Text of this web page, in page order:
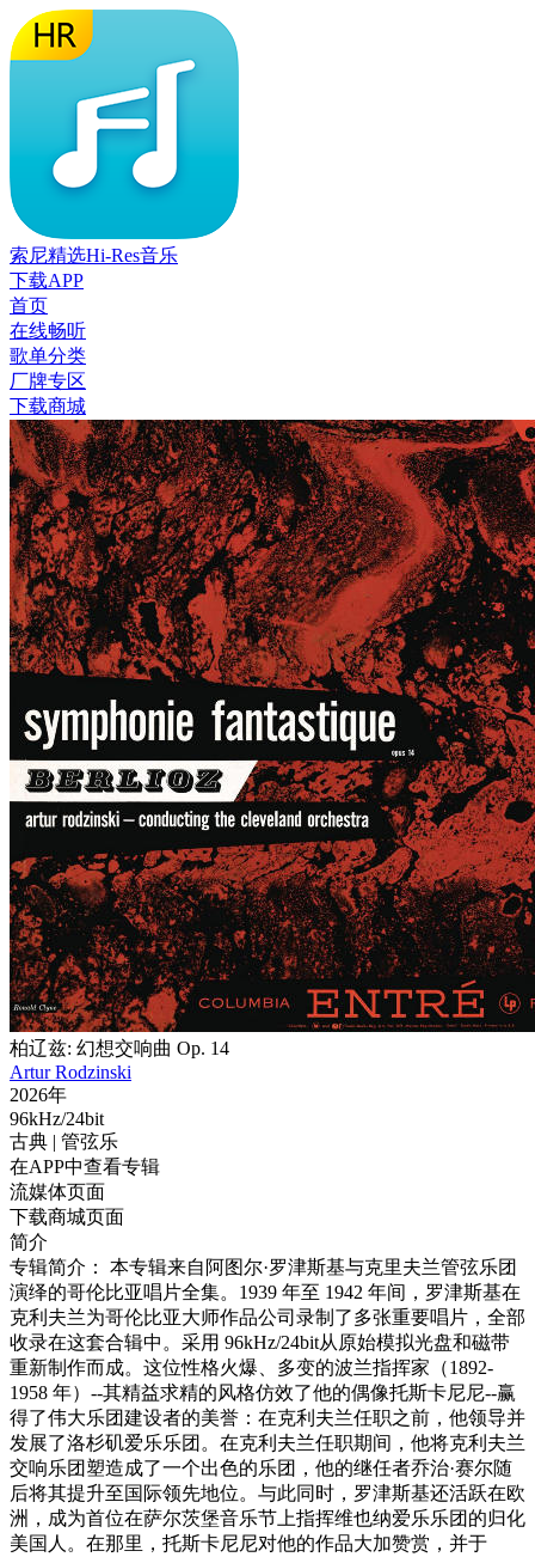
索尼精选Hi-Res音乐
下载APP
首页
在线畅听
歌单分类
厂牌专区
下载商城
柏辽兹: 幻想交响曲 Op. 14
Artur Rodzinski
2026年
96kHz/24bit
古典 | 管弦乐
在APP中查看专辑
流媒体页面
下载商城页面
简介
专辑简介： 本专辑来自阿图尔·罗津斯基与克里夫兰管弦乐团
演绎的哥伦比亚唱片全集。1939 年至 1942 年间，罗津斯基在
克利夫兰为哥伦比亚大师作品公司录制了多张重要唱片，全部
收录在这套合辑中。采用 96kHz/24bit从原始模拟光盘和磁带
重新制作而成。这位性格火爆、多变的波兰指挥家（1892-
1958 年）--其精益求精的风格仿效了他的偶像托斯卡尼尼--赢
得了伟大乐团建设者的美誉：在克利夫兰任职之前，他领导并
发展了洛杉矶爱乐乐团。在克利夫兰任职期间，他将克利夫兰
交响乐团塑造成了一个出色的乐团，他的继任者乔治·赛尔随
后将其提升至国际领先地位。与此同时，罗津斯基还活跃在欧
洲，成为首位在萨尔茨堡音乐节上指挥维也纳爱乐乐团的归化
美国人。在那里，托斯卡尼尼对他的作品大加赞赏，并于